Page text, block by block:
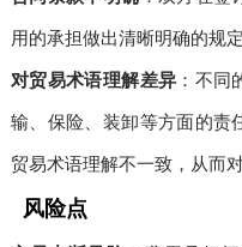
用的承担做出清晰明确的规
对贸易术语理解差异 ：不同
输、保险、装卸等方面的责
贸易术语理解不一致，从而
风险点